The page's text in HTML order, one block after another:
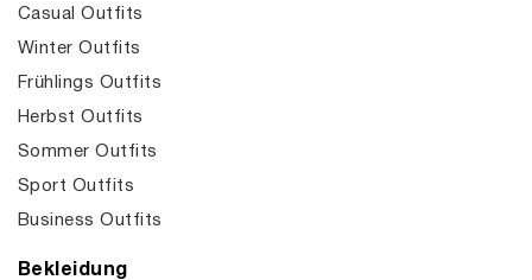
Casual Outfits
Winter Outfits
Frühlings Outfits
Herbst Outfits
Sommer Outfits
Sport Outfits
Business Outfits
Bekleidung